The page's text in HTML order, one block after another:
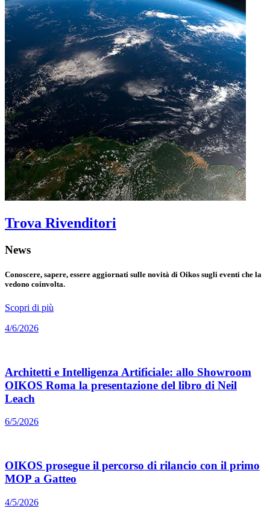
Trova Rivenditori
News
Conoscere, sapere, essere aggiornati sulle novità di Oikos sugli eventi che la
vedono coinvolta.
Scopri di più
4/6/2026
Architetti e Intelligenza Artificiale: allo Showroom
OIKOS Roma la presentazione del libro di Neil
Leach
6/5/2026
OIKOS prosegue il percorso di rilancio con il primo
MOP a Gatteo
4/5/2026